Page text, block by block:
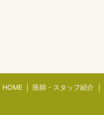
HOME 医師・スタッフ紹介